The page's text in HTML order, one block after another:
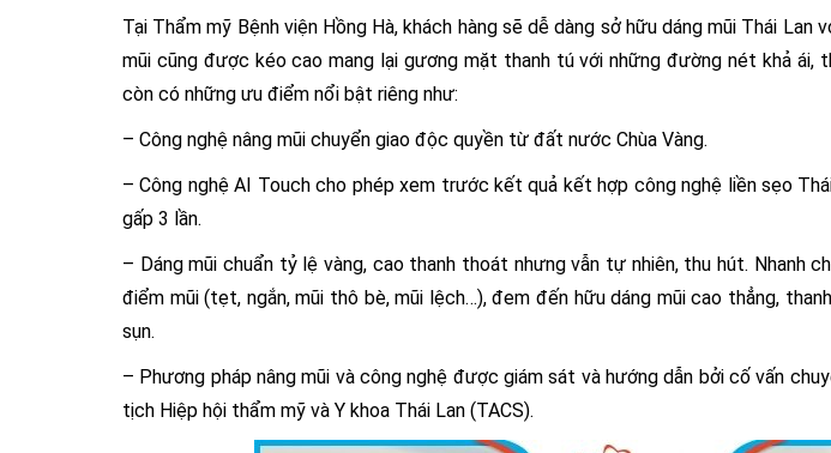
Tại Thẩm mỹ Bệnh viện Hồng Hà, khách hàng sẽ dễ dàng sở hữu dáng mũi Thái Lan
mũi cũng được kéo cao mang lại gương mặt thanh tú với những đường nét khả ái,
còn có những ưu điểm nổi bật riêng như:
– Công nghệ nâng mũi chuyển giao độc quyền từ đất nước Chùa Vàng.
– Công nghệ AI Touch cho phép xem trước kết quả kết hợp công nghệ liền sẹo
gấp 3 lần.
– Dáng mũi chuẩn tỷ lệ vàng, cao thanh thoát nhưng vẫn tự nhiên, thu hút. Nhanh
điểm mũi (tẹt, ngắn, mũi thô bè, mũi lệch…), đem đến hữu dáng mũi cao thẳng,
sụn.
– Phương pháp nâng mũi và công nghệ được giám sát và hướng dẫn bởi cố vấn
tịch Hiệp hội thẩm mỹ và Y khoa Thái Lan (TACS).